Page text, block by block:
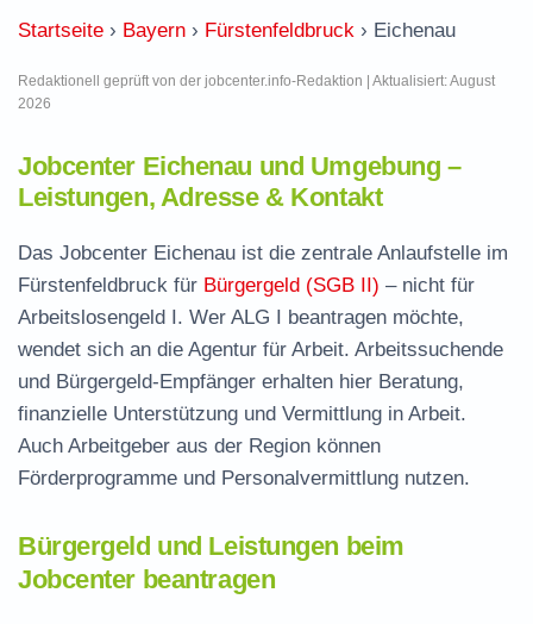
Startseite › Bayern › Fürstenfeldbruck › Eichenau
Redaktionell geprüft von der jobcenter.info-Redaktion | Aktualisiert: August
2026
Jobcenter Eichenau und Umgebung –
Leistungen, Adresse & Kontakt
Das Jobcenter Eichenau ist die zentrale Anlaufstelle im
Fürstenfeldbruck für Bürgergeld (SGB II) – nicht für
Arbeitslosengeld I. Wer ALG I beantragen möchte,
wendet sich an die Agentur für Arbeit. Arbeitssuchende
und Bürgergeld-Empfänger erhalten hier Beratung,
finanzielle Unterstützung und Vermittlung in Arbeit.
Auch Arbeitgeber aus der Region können
Förderprogramme und Personalvermittlung nutzen.
Bürgergeld und Leistungen beim
Jobcenter beantragen